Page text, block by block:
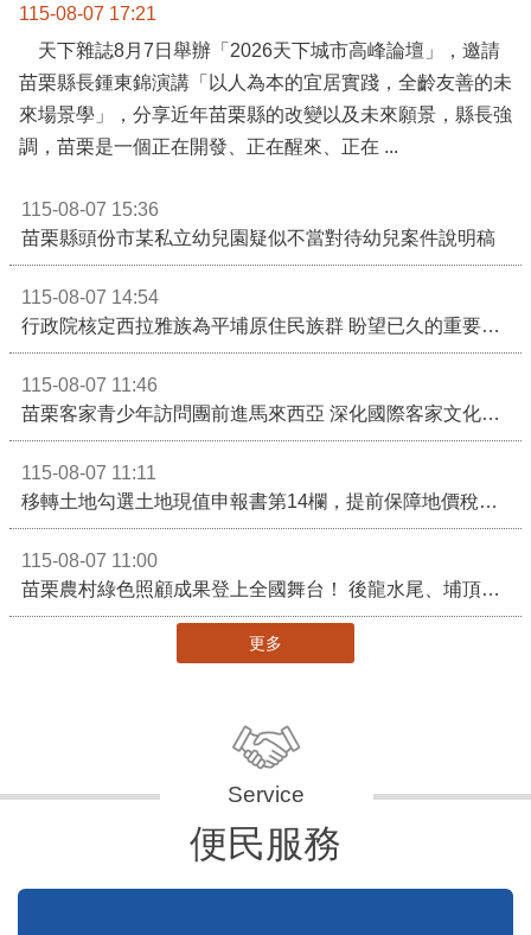
115-08-07 17:21
天下雜誌8月7日舉辦「2026天下城市高峰論壇」，邀請
苗栗縣長鍾東錦演講「以人為本的宜居實踐，全齡友善的未
來場景學」，分享近年苗栗縣的改變以及未來願景，縣長強
調，苗栗是一個正在開發、正在醒來、正在 ...
115-08-07 15:36
苗栗縣頭份市某私立幼兒園疑似不當對待幼兒案件說明稿
115-08-07 14:54
行政院核定西拉雅族為平埔原住民族群 盼望已久的重要時刻到來！8月13日起受理民族成員名冊登記
115-08-07 11:46
苗栗客家青少年訪問團前進馬來西亞 深化國際客家文化交流
115-08-07 11:11
移轉土地勾選土地現值申報書第14欄，提前保障地價稅節稅權益
115-08-07 11:00
苗栗農村綠色照顧成果登上全國舞台！ 後龍水尾、埔頂社區前進2026高齡健康產業博覽會
更多
便民服務